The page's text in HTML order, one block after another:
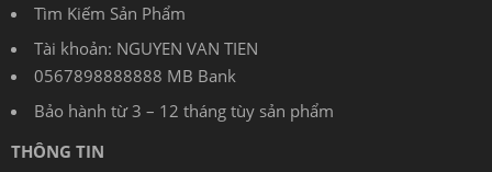
Tìm Kiếm Sản Phẩm
Tài khoản: NGUYEN VAN TIEN
0567898888888 MB Bank
Bảo hành từ 3 – 12 tháng tùy sản phẩm
THÔNG TIN